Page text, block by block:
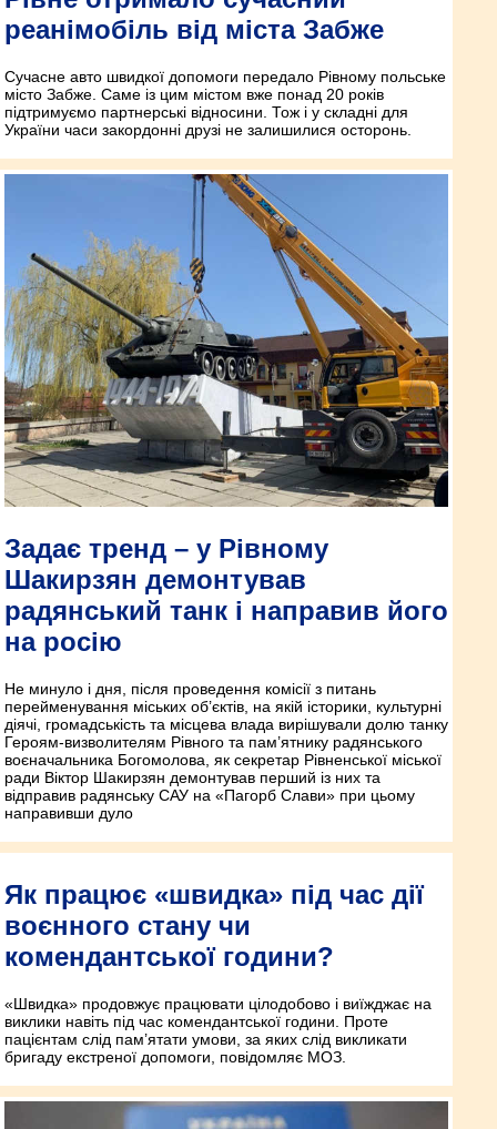
реанімобіль від міста Забже
Сучасне авто швидкої допомоги передало Рівному польське
місто Забже. Саме із цим містом вже понад 20 років
підтримуємо партнерські відносини. Тож і у складні для
України часи закордонні друзі не залишилися осторонь.
Задає тренд – у Рівному
Шакирзян демонтував
радянський танк і направив його
на росію
Не минуло і дня, після проведення комісії з питань
перейменування міських об’єктів, на якій історики, культурні
діячі, громадськість та місцева влада вирішували долю танку
Героям-визволителям Рівного та пам’ятнику радянського
воєначальника Богомолова, як секретар Рівненської міської
ради Віктор Шакирзян демонтував перший із них та
відправив радянську САУ на «Пагорб Слави» при цьому
направивши дуло
Як працює «швидка» під час дії
воєнного стану чи
комендантської години?
«Швидка» продовжує працювати цілодобово і виїжджає на
виклики навіть під час комендантської години. Проте
пацієнтам слід пам’ятати умови, за яких слід викликати
бригаду екстреної допомоги, повідомляє МОЗ.